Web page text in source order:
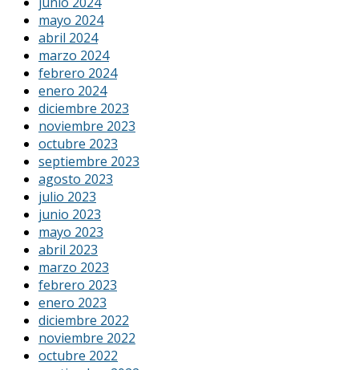
mayo 2024
abril 2024
marzo 2024
febrero 2024
enero 2024
diciembre 2023
noviembre 2023
octubre 2023
septiembre 2023
agosto 2023
julio 2023
junio 2023
mayo 2023
abril 2023
marzo 2023
febrero 2023
enero 2023
diciembre 2022
noviembre 2022
octubre 2022